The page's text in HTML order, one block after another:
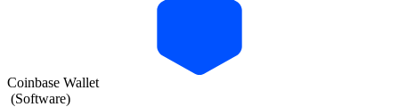
Coinbase Wallet
(Software)